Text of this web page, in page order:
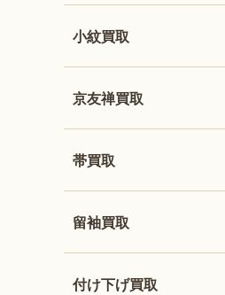
小紋買取
京友禅買取
帯買取
留袖買取
付け下げ買取